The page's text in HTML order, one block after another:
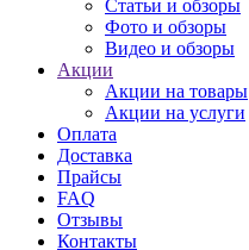
Статьи и обзоры
Фото и обзоры
Видео и обзоры
Акции
Акции на товары
Акции на услуги
Оплата
Доставка
Прайсы
FAQ
Отзывы
Контакты